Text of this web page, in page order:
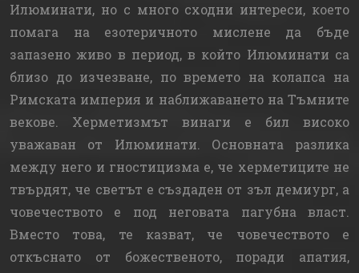
Илюминати, но с много сходни интереси, което
помага на езотеричното мислене да бъде
запазено живо в период, в който Илюминати са
близо до изчезване, по времето на колапса на
Римската империя и наближаването на Тъмните
векове. Херметизмът винаги е бил високо
уважаван от Илюминати. Основната разлика
между него и гностицизма е, че херметиците не
твърдят, че светът е създаден от зъл демиург, а
човечеството е под неговата пагубна власт.
Вместо това, те казват, че човечеството е
откъснато от божественото, поради апатия,